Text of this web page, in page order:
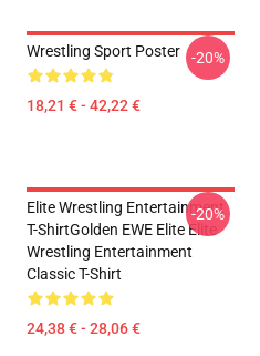
Wrestling Sport Poster
18,21 € - 42,22 €
-20%
Elite Wrestling Entertainment
T-ShirtGolden EWE Elite Elite
Wrestling Entertainment
Classic T-Shirt
24,38 € - 28,06 €
-20%